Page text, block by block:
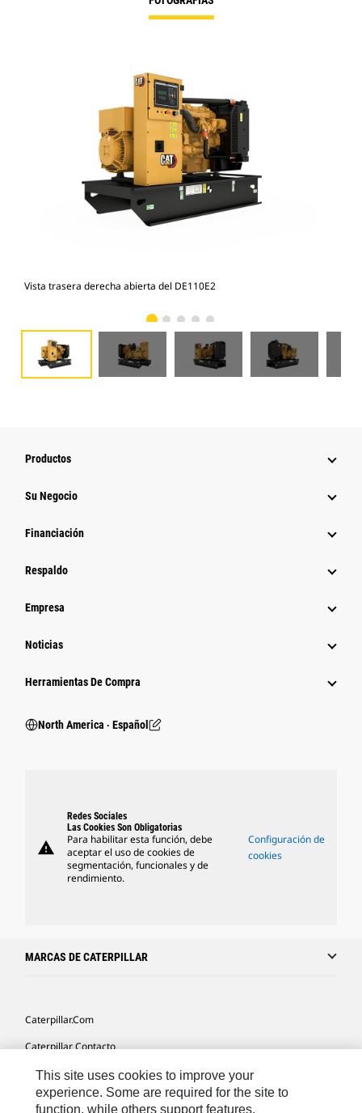
Vista trasera derecha abierta del DE110E2
Productos
Su Negocio
Financiación
Respaldo
Empresa
Noticias
Herramientas De Compra
North America ‧ Español
warning
Redes Sociales
Las Cookies Son Obligatorias
Para habilitar esta función, debe
aceptar el uso de cookies de
segmentación, funcionales y de
rendimiento.
Configuración de
cookies
MARCAS DE CATERPILLAR
Caterpillar.com
Caterpillar Contacto
Mis Preferencias De Marketing
Site Map
This site uses cookies to improve your
experience. Some are required for the site to
function, while others support features,